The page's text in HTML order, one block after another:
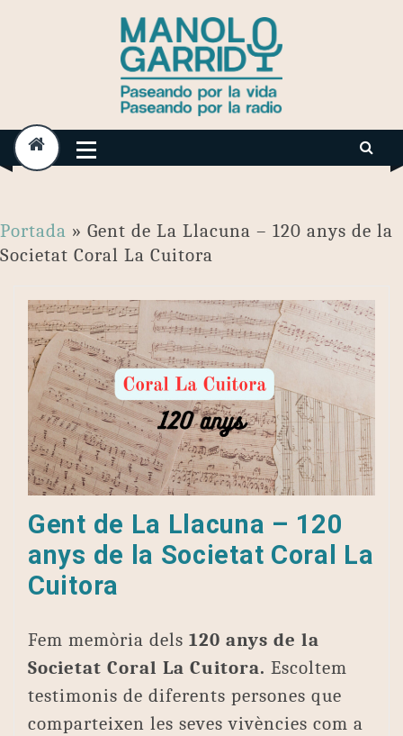
Portada » Gent de La Llacuna – 120 anys de la
Societat Coral La Cuitora
Gent de La Llacuna – 120
anys de la Societat Coral La
Cuitora
Fem memòria dels 120 anys de la
Societat Coral La Cuitora. Escoltem
testimonis de diferents persones que
comparteixen les seves vivències com a